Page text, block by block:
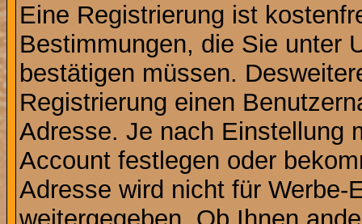
Eine Registrierung ist
Bestimmungen, die Sie unter
bestätigen müssen.
Registrierung einen
Adresse. Je nach Einstellung
Account festlegen oder
Adresse wird nicht für